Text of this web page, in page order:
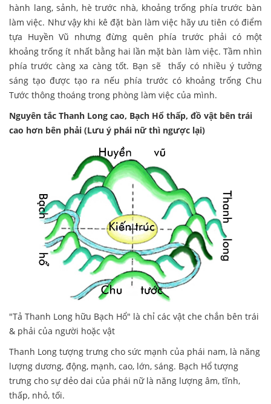
hành lang, sảnh, hè trước nhà, khoảng trống phía trước bàn
làm việc. Như vậy khi kê đặt bàn làm việc hãy ưu tiên có điểm
tựa Huyền Vũ nhưng đừng quên phía trước phải có một
khoảng trống ít nhất bằng hai lần mặt bàn làm việc. Tầm nhìn
phía trước càng xa càng tốt. Bạn sẽ thấy có nhiều ý tưởng
sáng tạo được tạo ra nếu phía trước có khoảng trống Chu
Tước thông thoáng trong phòng làm việc của mình.
Nguyên tắc Thanh Long cao, Bạch Hổ thấp, đồ vật bên trái
cao hơn bên phải (Lưu ý phái nữ thì ngược lại)
"Tả Thanh Long hữu Bạch Hổ" là chỉ các vật che chắn bên trái
& phải của người hoặc vật
Thanh Long tượng trưng cho sức mạnh của phái nam, là năng
lượng dương, động, mạnh, cao, lớn, sáng. Bạch Hổ tượng
trưng cho sự dẻo dai của phái nữ là năng lượng âm, tĩnh,
thấp, nhỏ, tối.